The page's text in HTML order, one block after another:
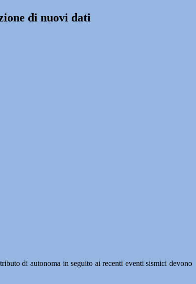
di nuovi dati
di autonoma in seguito ai recenti eventi sismici devono